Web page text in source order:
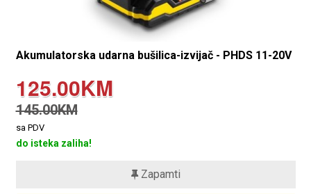
Akumulatorska udarna bušilica-izvijač - PHDS 11-20V
125.00KM
145.00KM
sa PDV
do isteka zaliha!
Zapamti